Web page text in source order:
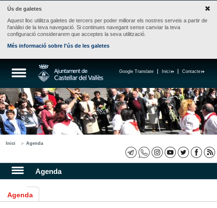
Ús de galetes
Aquest lloc utilitza galetes de tercers per poder millorar els nostres serveis a partir de
l'anàlisi de la teva navegació. Si continues navegant sense canviar la teva
configuració considerarem que acceptes la seva utilització.
Més informació sobre l'ús de les galetes
Contacte
Inici
Google Translate
Inici Agenda
Agenda
Agenda